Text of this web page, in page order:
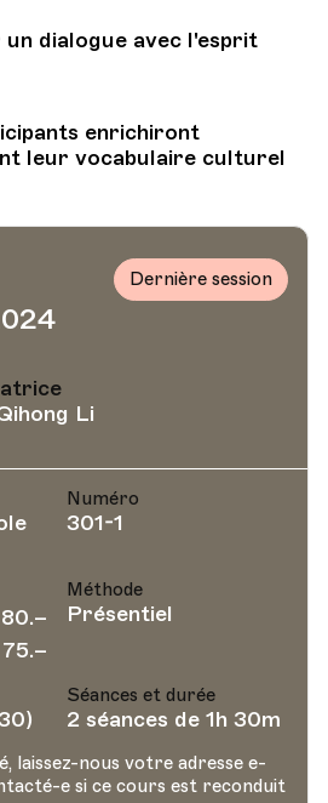
un dialogue avec l'esprit
enrichiront
leur vocabulaire culturel
Dernière session
Li
Numéro
301-1
80.–
75.–
Méthode
Présentiel
Séances et durée
2 séances de 1h 30m
laissez-nous votre adresse e-
e si ce cours est reconduit